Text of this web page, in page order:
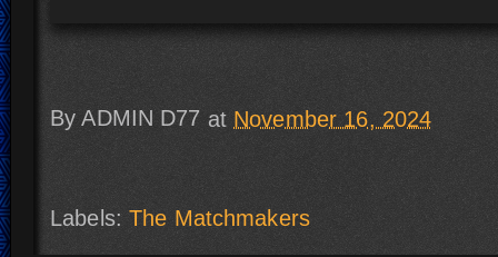
ByADMIN D77 at November 16, 2024
Labels:The Matchmakers